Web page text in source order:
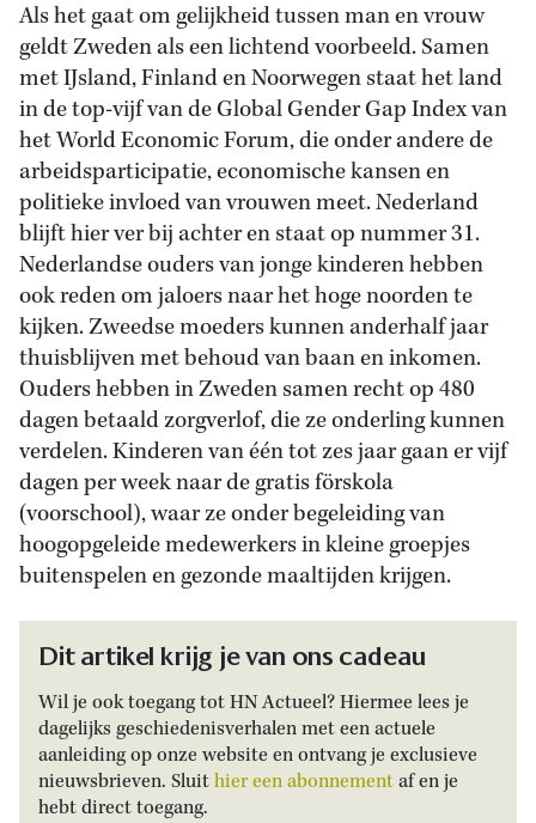
Als het gaat om gelijkheid tussen man en vrouw
geldt Zweden als een lichtend voorbeeld. Samen
met IJsland, Finland en Noorwegen staat het land
in de top-vijf van de Global Gender Gap Index van
het World Economic Forum, die onder andere de
arbeidsparticipatie, economische kansen en
politieke invloed van vrouwen meet. Nederland
blijft hier ver bij achter en staat op nummer 31.
Nederlandse ouders van jonge kinderen hebben
ook reden om jaloers naar het hoge noorden te
kijken. Zweedse moeders kunnen anderhalf jaar
thuisblijven met behoud van baan en inkomen.
Ouders hebben in Zweden samen recht op 480
dagen betaald zorgverlof, die ze onderling kunnen
verdelen. Kinderen van één tot zes jaar gaan er vijf
dagen per week naar de gratis förskola
(voorschool), waar ze onder begeleiding van
hoogopgeleide medewerkers in kleine groepjes
buitenspelen en gezonde maaltijden krijgen.
Dit artikel krijg je van ons cadeau
Wil je ook toegang tot HN Actueel? Hiermee lees je
dagelijks geschiedenisverhalen met een actuele
aanleiding op onze website en ontvang je exclusieve
nieuwsbrieven. Sluithier een abonnementaf en je
hebt direct toegang.